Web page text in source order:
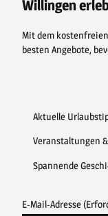
k
s
a
Willingen
Mit dem
besten Angebote,
Aktuelle
Veranstaltungen
Spannende
E-Mail-Adresse